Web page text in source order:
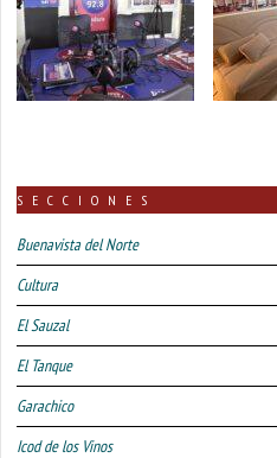
SECCIONES
Buenavista del Norte
Cultura
El Sauzal
El Tanque
Garachico
Icod de los Vinos